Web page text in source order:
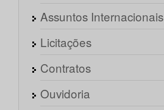
Assuntos Internacionais
Licitações
Contratos
Ouvidoria